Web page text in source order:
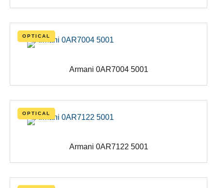
OPTICAL
Armani 0AR7004 5001
OPTICAL
Armani 0AR7122 5001